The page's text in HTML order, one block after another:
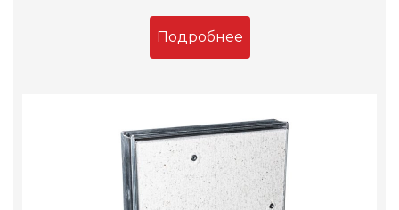
Подробнее